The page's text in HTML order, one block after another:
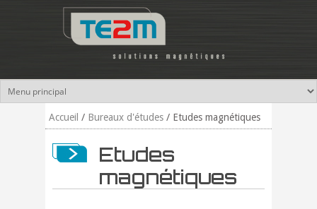
Aller au contenu principal
Accueil / Bureaux d'études / Etudes magnétiques
Etudes
magnétiques